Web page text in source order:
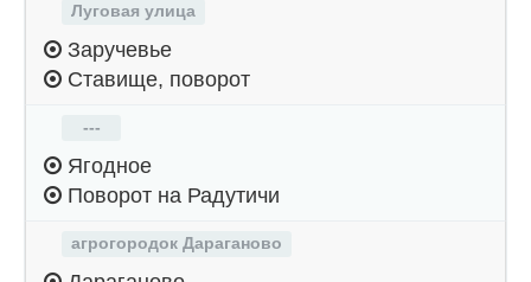
Луговая улица
Заручевье
Ставище, поворот
---
Ягодное
Поворот на Радутичи
агрогородок Дараганово